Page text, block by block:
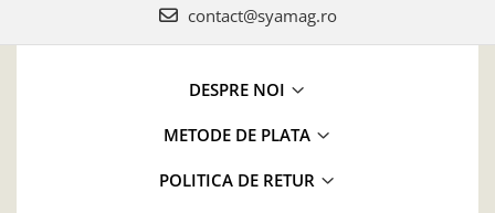
contact@syamag.ro
DESPRE NOI
METODE DE PLATA
POLITICA DE RETUR